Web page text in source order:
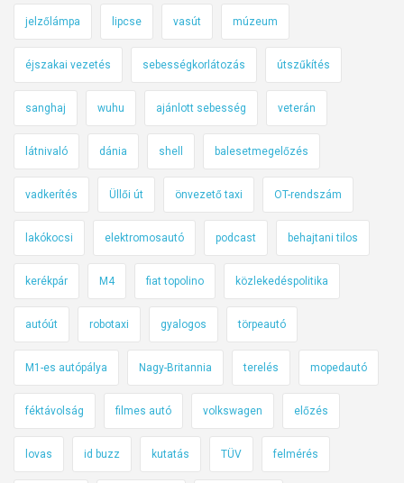
jelzőlámpa lipcse vasút múzeum
éjszakai vezetés sebességkorlátozás útszűkítés
sanghaj wuhu ajánlott sebesség veterán
látnivaló dánia shell balesetmegelőzés
vadkerítés Üllői út önvezető taxi OT-rendszám
lakókocsi elektromosautó podcast behajtani tilos
kerékpár M4 fiat topolino közlekedéspolitika
autóút robotaxi gyalogos törpeautó
M1-es autópálya Nagy-Britannia terelés mopedautó
féktávolság filmes autó volkswagen előzés
lovas id buzz kutatás TÜV felmérés